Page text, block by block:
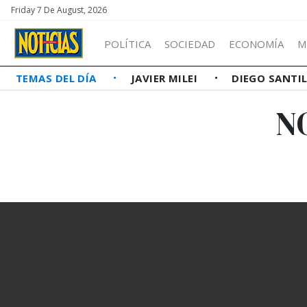
Friday 7 De August, 2026
POLÍTICA SOCIEDAD ECONOMÍA
TEMAS DEL DÍA JAVIER MILEI DIEGO